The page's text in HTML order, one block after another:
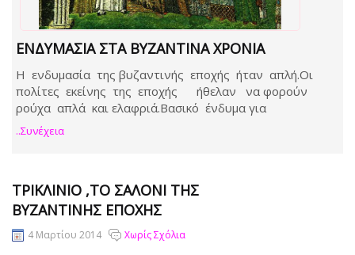
ΕΝΔΥΜΑΣΊΑ ΣΤΑ ΒΥΖΑΝΤΙΝΆ ΧΡΌΝΙΑ
Η ενδυμασία της βυζαντινής εποχής ήταν απλή.Οι
πολίτες εκείνης της εποχής ήθελαν να φορούν
ρούχα απλά και ελαφριά.Βασικό ένδυμα για
..συνέχεια
ΤΡΙΚΛΊΝΙΟ ,ΤΟ ΣΑΛΌΝΙ ΤΗΣ
ΒΥΖΑΝΤΙΝΉΣ ΕΠΟΧΉΣ
4 Μαρτίου 2014 Χωρίς Σχόλια